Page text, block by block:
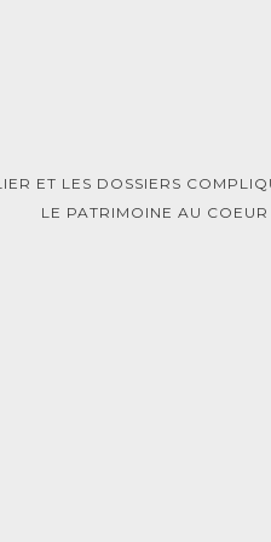
ET LES DOSSIERS
LE PATRIMOINE AU